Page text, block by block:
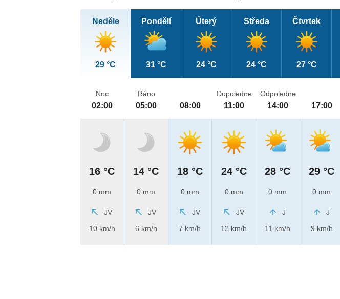
Neděle
29 °C
Pondělí
31 °C
Úterý
24 °C
Středa
24 °C
Čtvrtek
27 °C
Noc
02:00
16 °C
0 mm
JV
10 km/h
Ráno
05:00
14 °C
0 mm
JV
6 km/h
08:00
18 °C
0 mm
JV
7 km/h
Dopoledne
11:00
24 °C
0 mm
JV
12 km/h
Odpoledne
14:00
28 °C
0 mm
J
11 km/h
17:00
29 °C
0 mm
J
9 km/h